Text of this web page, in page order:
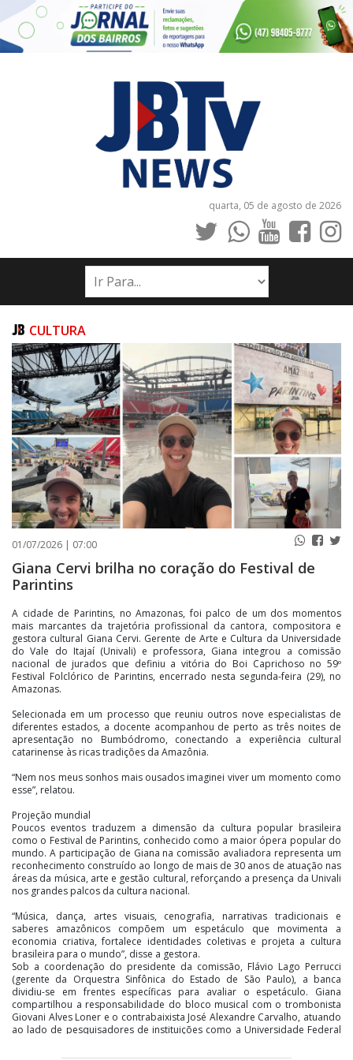
quarta, 05 de agosto de 2026
INÍCIO
NOTÍCIAS
PUBLICAÇÕES LEGAIS
CONTATO
CULTURA
01/07/2026 | 07:00
Giana Cervi brilha no coração do Festival de
Parintins
A cidade de Parintins, no Amazonas, foi palco de um dos momentos
mais marcantes da trajetória profissional da cantora, compositora e
gestora cultural Giana Cervi. Gerente de Arte e Cultura da Universidade
do Vale do Itajaí (Univali) e professora, Giana integrou a comissão
nacional de jurados que definiu a vitória do Boi Caprichoso no 59º
Festival Folclórico de Parintins, encerrado nesta segunda-feira (29), no
Amazonas.
Selecionada em um processo que reuniu outros nove especialistas de
diferentes estados, a docente acompanhou de perto as três noites de
apresentação no Bumbódromo, conectando a experiência cultural
catarinense às ricas tradições da Amazônia.
“Nem nos meus sonhos mais ousados imaginei viver um momento como
esse”, relatou.
Projeção mundial
Poucos eventos traduzem a dimensão da cultura popular brasileira
como o Festival de Parintins, conhecido como a maior ópera popular do
mundo. A participação de Giana na comissão avaliadora representa um
reconhecimento construído ao longo de mais de 30 anos de atuação nas
áreas da música, arte e gestão cultural, reforçando a presença da Univali
nos grandes palcos da cultura nacional.
“Música, dança, artes visuais, cenografia, narrativas tradicionais e
saberes amazônicos compõem um espetáculo que movimenta a
economia criativa, fortalece identidades coletivas e projeta a cultura
brasileira para o mundo”, disse a gestora.
Sob a coordenação do presidente da comissão, Flávio Lago Perrucci
(gerente da Orquestra Sinfônica do Estado de São Paulo), a banca
dividiu-se em frentes específicas para avaliar o espetáculo. Giana
compartilhou a responsabilidade do bloco musical com o trombonista
Giovani Alves Loner e o contrabaixista José Alexandre Carvalho, atuando
ao lado de pesquisadores de instituições como a Universidade Federal